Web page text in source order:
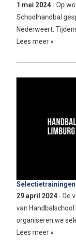
1 mei 2024 - Op
Schoolhandbal
Nederweert.
Lees meer »
29 april 2024 - De
van Handbalschool
organiseren we
Lees meer »